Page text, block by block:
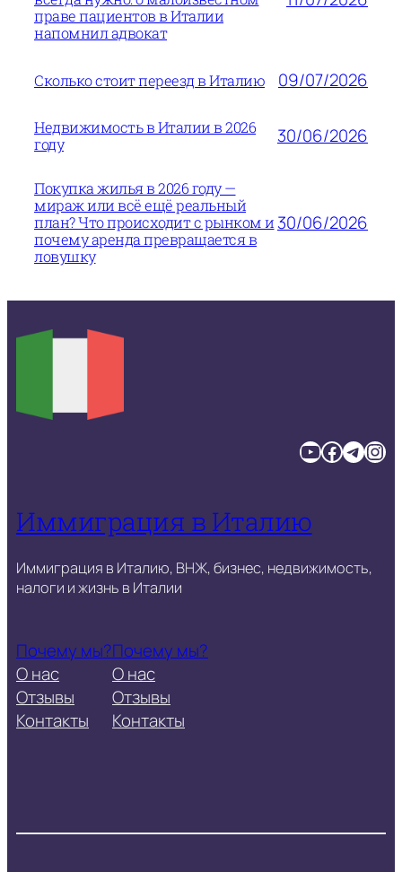
праве пациентов в Италии
напомнил адвокат
Сколько стоит переезд в Италию 09/07/2026
Недвижимость в Италии в 2026
году
30/06/2026
Покупка жилья в 2026 году —
мираж или всё ещё реальный
план? Что происходит с рынком и
почему аренда превращается в
ловушку
30/06/2026
YouTube Facebook TelegramInstagram
Иммиграция в Италию
Иммиграция в Италию, ВНЖ, бизнес, недвижимость,
налоги и жизнь в Италии
Почему мы?
О нас
Отзывы
Контакты
Почему мы?
О нас
Отзывы
Контакты